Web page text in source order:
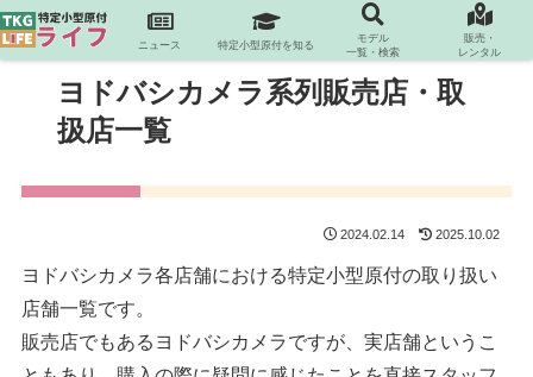
ヨドバシカメラ系列販売店・取
扱店一覧
2024.02.14 2025.10.02
ヨドバシカメラ各店舗における特定小型原付の取り扱い
店舗一覧です。
販売店でもあるヨドバシカメラですが、実店舗というこ
ニュース 特定小型原付を知る
モデル
一覧・検索
販売・
レンタル